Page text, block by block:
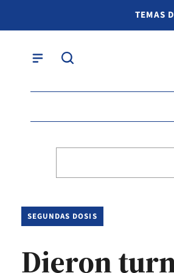
TEMAS
SEGUNDAS DOSIS
Dieron